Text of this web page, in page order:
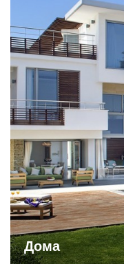
Дома